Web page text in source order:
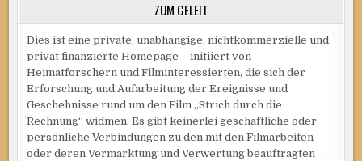
ZUM GELEIT
Dies ist eine private, unabhängige, nichtkommerzielle und
privat finanzierte Homepage – initiiert von
Heimatforschern und Filminteressierten, die sich der
Erforschung und Aufarbeitung der Ereignisse und
Geschehnisse rund um den Film „Strich durch die
Rechnung“ widmen. Es gibt keinerlei geschäftliche oder
persönliche Verbindungen zu den mit den Filmarbeiten
oder deren Vermarktung und Verwertung beauftragten